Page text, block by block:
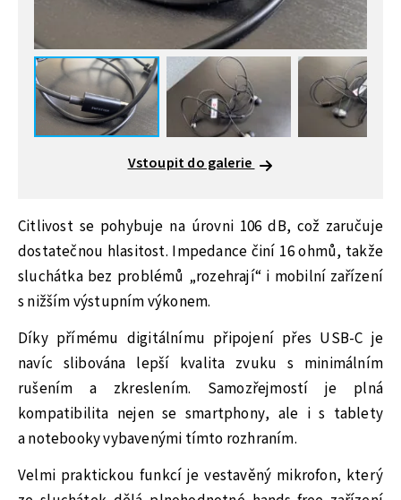
Vstoupit do galerie
Citlivost se pohybuje na úrovni 106 dB, což zaručuje
dostatečnou hlasitost. Impedance činí 16 ohmů, takže
sluchátka bez problémů „rozehrají“ i mobilní zařízení
s nižším výstupním výkonem.
Díky přímému digitálnímu připojení přes USB-C je
navíc slibována lepší kvalita zvuku s minimálním
rušením a zkreslením. Samozřejmostí je plná
kompatibilita nejen se smartphony, ale i s tablety
a notebooky vybavenými tímto rozhraním.
Velmi praktickou funkcí je vestavěný mikrofon, který